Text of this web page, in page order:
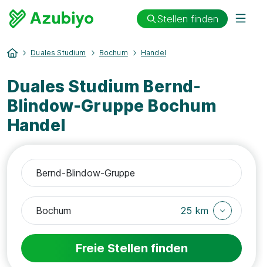
Stellen finden
Duales Studium Bochum Handel
Duales Studium Bernd-
Blindow-Gruppe Bochum
Handel
25 km
Freie Stellen finden